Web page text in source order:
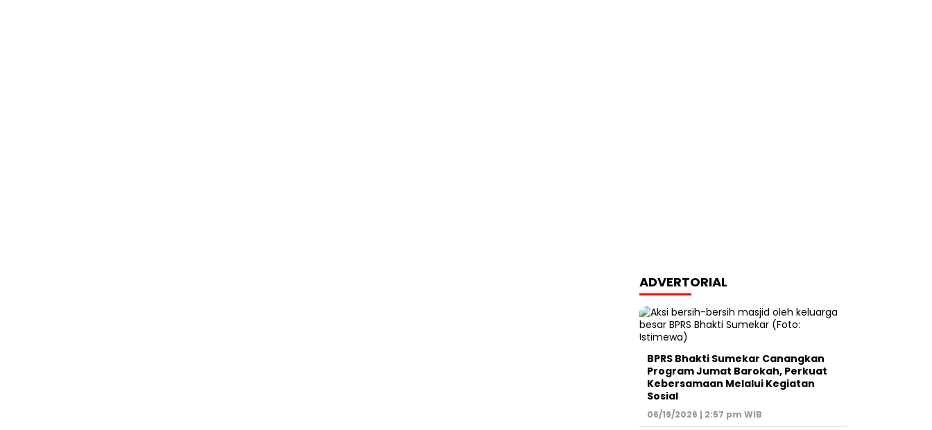
ADVERTORIAL
BPRS Bhakti Sumekar Canangkan
Program Jumat Barokah, Perkuat
Kebersamaan Melalui Kegiatan
Sosial
06/19/2026 | 2:57 pm WIB